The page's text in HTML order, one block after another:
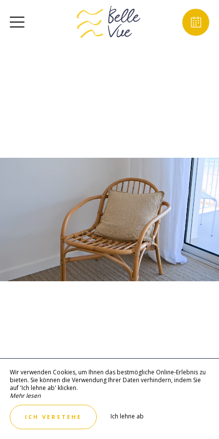
Wir verwenden Cookies, um Ihnen das bestmögliche Online-Erlebnis zu
bieten. Sie können die Verwendung Ihrer Daten verhindern, indem Sie
auf 'Ich lehne ab' klicken.
Mehr lesen
ICH VERSTEHE Ich lehne ab